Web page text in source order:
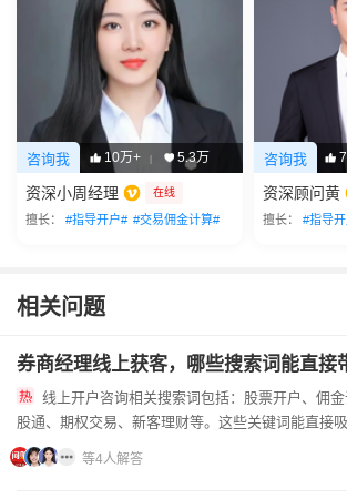
咨询我 10万+ | 5.3万
资深小周经理 在线
擅长： #指导开户# #交易佣金计算#
咨询我
资深顾问黄
擅长： #指导
相关问题
券商经理线上获客，哪些搜索词能直接
股通、期权交易、新客理财等。这些关键词能直接
为客户经理，我可以协助您完成手机开户流程，提
等4人解答